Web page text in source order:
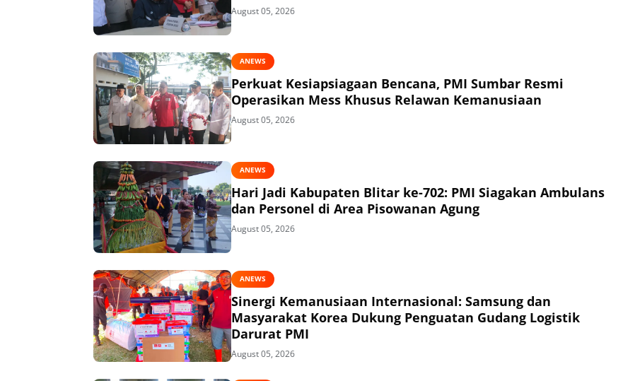
August 05, 2026
ANEWS
Perkuat Kesiapsiagaan Bencana, PMI Sumbar Resmi
Operasikan Mess Khusus Relawan Kemanusiaan
August 05, 2026
ANEWS
Hari Jadi Kabupaten Blitar ke-702: PMI Siagakan Ambulans
dan Personel di Area Pisowanan Agung
August 05, 2026
ANEWS
Sinergi Kemanusiaan Internasional: Samsung dan
Masyarakat Korea Dukung Penguatan Gudang Logistik
Darurat PMI
August 05, 2026